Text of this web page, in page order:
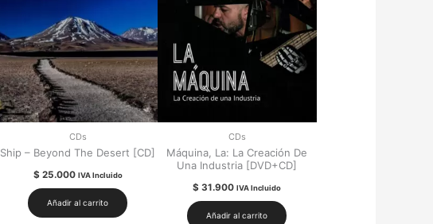
CDs
Ship – Beyond The Desert [CD]
$25.000 IVA Incluido
Añadir al carrito
CDs
Máquina, La: La Creación De
Una Industria [DVD+CD]
$ 31.900 IVA Incluido
Añadir al carrito